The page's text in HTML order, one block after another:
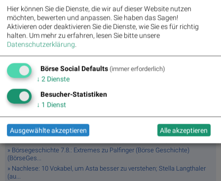
Latest Blogs
» Wiener Börse Party: ATX schwächer, Bajaj Mobility mit 40 Prozent
ne...
» Börsegeschichte 7.8.: Extremes zu Palfinger (Börse Geschichte)
(BörseGes...
» Nachlese: 10 Vokabel, um Asta besser zu verstehen; Stella Langthaler
(au...
Hier können Sie die Dienste, die wir auf dieser Website nutzen
möchten, bewerten und anpassen. Sie haben das Sagen!
Aktivieren oder deaktivieren Sie die Dienste, wie Sie es für richtig
halten. Um mehr zu erfahren, lesen Sie bitte unsere
Datenschutzerklärung.
Börse Social Defaults (immer erforderlich)
↓ 2 Dienste
Besucher-Statistiken
↓ 1 Dienst
Ausgewählte akzeptieren Alle akzeptieren